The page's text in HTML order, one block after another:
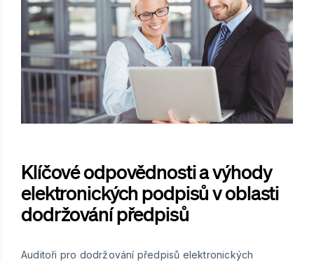
Klíčové odpovědnosti a výhody
elektronických podpisů v oblasti
dodržování předpisů
Auditoři pro dodržování předpisů elektronických